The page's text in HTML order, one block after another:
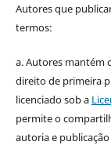
Autores que
termos:
a. Autores mantém
direito de primeira
licenciado sob a
permite o
autoria e